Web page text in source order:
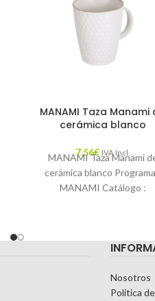
MANAMI Taza Manami
cerámica blanco
7,56€ IVA Incl.
MANAMI Taza Manami
cerámica blanco
MANAMI Catálogo :
Nosotros
Politica